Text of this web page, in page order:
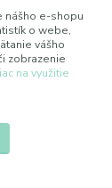
nášho e-shopu
o webe,
vášho
zobrazenie
na využitie